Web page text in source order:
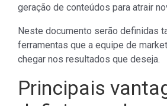
geração de conteúdos para atrair
Neste documento serão definidas
ferramentas que a equipe de
chegar nos resultados que deseja.
Principais